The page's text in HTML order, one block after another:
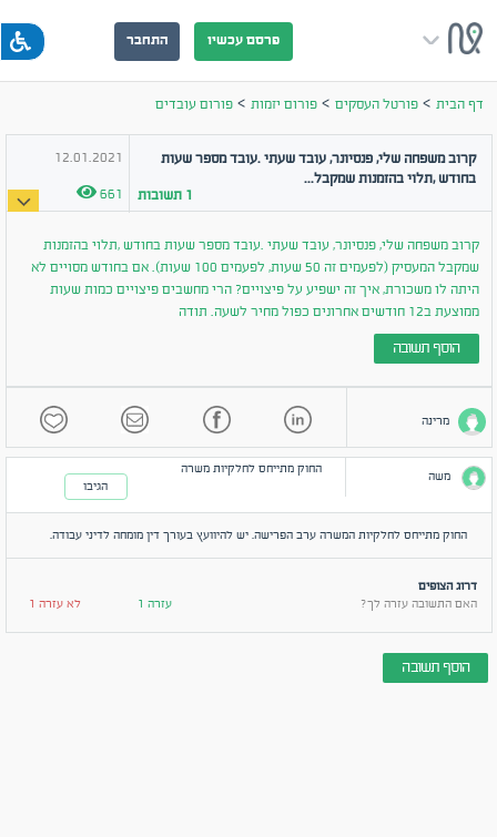
פרסם עכשיו התחבר
דף הבית >פורטל העסקים >פורום יזמות >פורום עובדים
קרוב משפחה שלי, פנסיונר, עובד שעתי .עובד מספר שעות
בחודש ,תלוי בהזמנות שמקבל...
1 תשובות
12.01.2021
661
קרוב משפחה שלי, פנסיונר, עובד שעתי .עובד מספר שעות בחודש ,תלוי בהזמנות
שמקבל המעסיק (לפעמים זה 50 שעות, לפעמים 100 שעות). אם בחודש מסויים לא
היתה לו משכורת, איך זה ישפיע על פיצויים? הרי מחשבים פיצויים כמות שעות
ממוצעת ב12 חודשים אחרונים כפול מחיר לשעה. תודה
הוסף תשובה
מרינה
משה
החוק מתייחס לחלקיות משרה
הגיבו
החוק מתייחס לחלקיות המשרה ערב הפרישה. יש להיוועץ בעורך דין מומחה לדיני עבודה.
דרוג הצופים
האם התשובה עזרה לך?
עזרה 1 לא עזרה 1
הוסף תשובה